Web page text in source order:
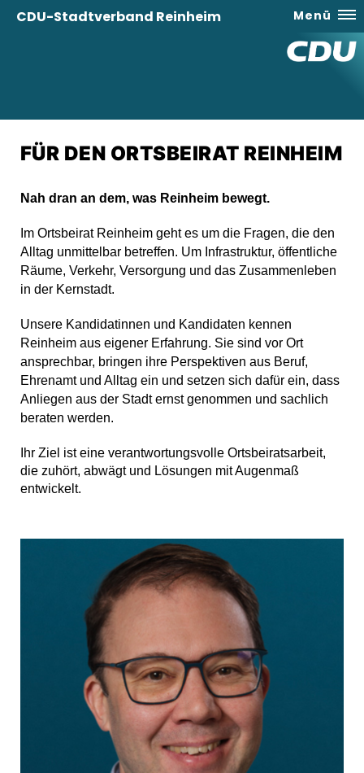
CDU-Stadtverband Reinheim Menü
FÜR DEN ORTSBEIRAT REINHEIM
Nah dran an dem, was Reinheim bewegt.
Im Ortsbeirat Reinheim geht es um die Fragen, die den
Alltag unmittelbar betreffen. Um Infrastruktur, öffentliche
Räume, Verkehr, Versorgung und das Zusammenleben
in der Kernstadt.
Unsere Kandidatinnen und Kandidaten kennen
Reinheim aus eigener Erfahrung. Sie sind vor Ort
ansprechbar, bringen ihre Perspektiven aus Beruf,
Ehrenamt und Alltag ein und setzen sich dafür ein, dass
Anliegen aus der Stadt ernst genommen und sachlich
beraten werden.
Ihr Ziel ist eine verantwortungsvolle Ortsbeiratsarbeit,
die zuhört, abwägt und Lösungen mit Augenmaß
entwickelt.